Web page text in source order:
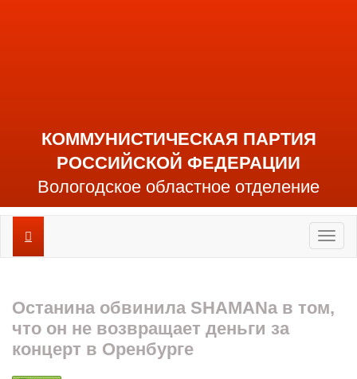
КОММУНИСТИЧЕСКАЯ ПАРТИЯ
РОССИЙСКОЙ ФЕДЕРАЦИИ
Вологодское областное отделение
Останина обвинила SHAMANа в том,
что он не возвращает деньги за
концерт в Оренбурге